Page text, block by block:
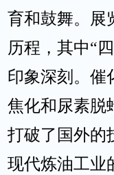
育和鼓舞。展
历程，其中“
印象深刻。催
焦化和尿素脱
打破了国外的
现代炼油工业